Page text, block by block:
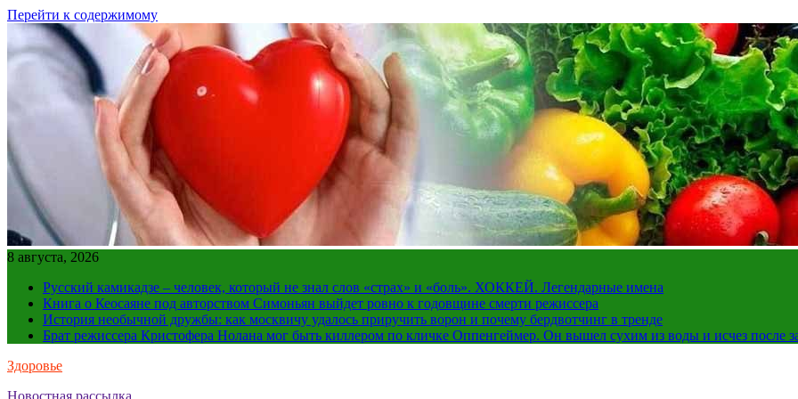
Перейти к содержимому
8 августа, 2026
Русский камикадзе – человек, который не знал слов «страх» и «боль». ХОККЕЙ. Легендарные имена
Книга о Кеосаяне под авторством Симоньян выйдет ровно к годовщине смерти режиссера
История необычной дружбы: как москвичу удалось приручить ворон и почему бердвотчинг в тренде
Брат режиссера Кристофера Нолана мог быть киллером по кличке Оппенгеймер. Он вышел сухим из воды и исчез после
Здоровье
Новостная рассылка